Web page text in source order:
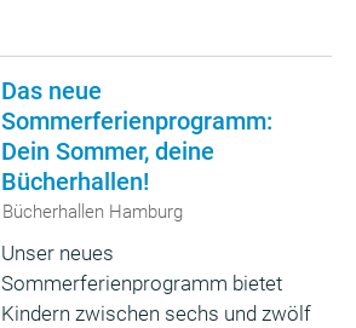
Das neue
Sommerferienprogramm:
Dein Sommer, deine
Bücherhallen!
Bücherhallen Hamburg
Unser neues
Sommerferienprogramm bietet
Kindern zwischen sechs und zwölf